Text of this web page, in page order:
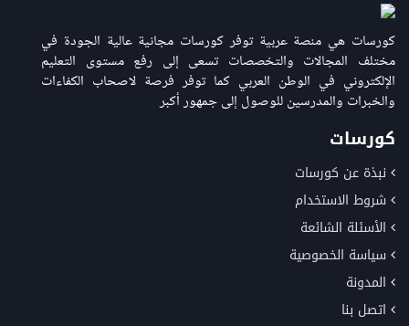
كورسات هي منصة عربية توفر كورسات مجانية عالية الجودة في
مختلف المجالات والتخصصات تسعى إلى رفع مستوى التعليم
الإلكتروني في الوطن العربي كما توفر فرصة لاصحاب الكفاءات
والخبرات والمدرسين للوصول إلى جمهور أكبر
كورسات
نبذة عن كورسات
شروط الاستخدام
الأسئلة الشائعة
سياسة الخصوصية
المدونة
اتصل بنا